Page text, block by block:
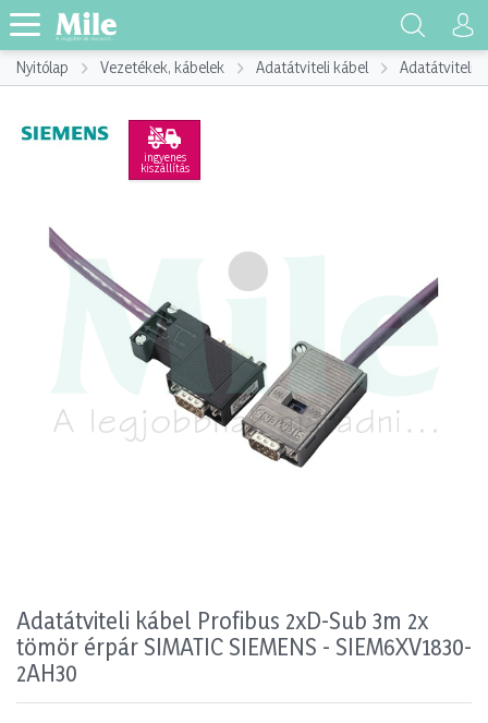
Nyitólap Vezetékek, kábelek Adatátviteli kábel Adatátviteli
ingyenes
kiszállítás
Adatátviteli kábel Profibus 2xD-Sub 3m 2x
tömör érpár SIMATIC SIEMENS - SIEM6XV1830-
2AH30